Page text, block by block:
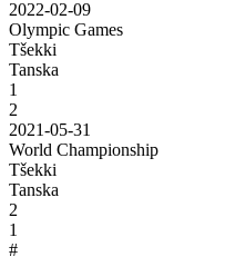
2022-02-09
Olympic Games
Tšekki
Tanska
1
2
2021-05-31
World Championship
Tšekki
Tanska
2
1
#